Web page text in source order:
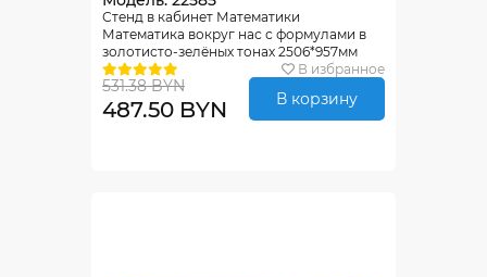
Стенд в кабинет Математики
Математика вокруг нас с формулами в
золотисто-зелёных тонах 2506*957мм
В избранное
531.38 BYN
487.50 BYN В корзину